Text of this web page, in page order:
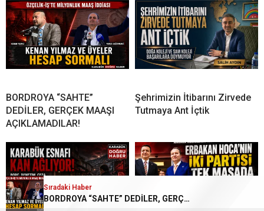
BORDROYA “SAHTE”
DEDİLER, GERÇEK MAAŞI
AÇIKLAMADILAR!
Şehrimizin İtibarını Zirvede
Tutmaya Ant İçtik
Sıradaki Haber
BORDROYA “SAHTE” DEDİLER, GERÇEK MAAŞI AÇIKLAMADILAR!